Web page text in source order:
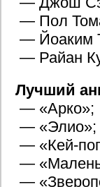
— Пол
— Йоаким
— Райан
Лучший
— «Арко»;
— «Элио»;
— «Кей-
—
—